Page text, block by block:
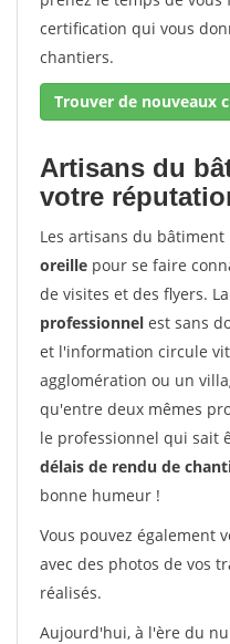
certification qui vous
chantiers.
Artisans du
votre
Les artisans du
oreille pour se faire
de visites et des flyers. La
professionnel est sans
et l'information circule
agglomération ou un
qu'entre deux mêmes
le professionnel qui sait
délais de rendu de
bonne humeur !
Vous pouvez également
avec des photos de vos
réalisés.
Aujourd'hui, à l'ère du